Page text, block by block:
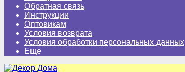
Обратная связь
Инструкции
Оптовикам
Условия возврата
Условия обработки персональных данных
Еще